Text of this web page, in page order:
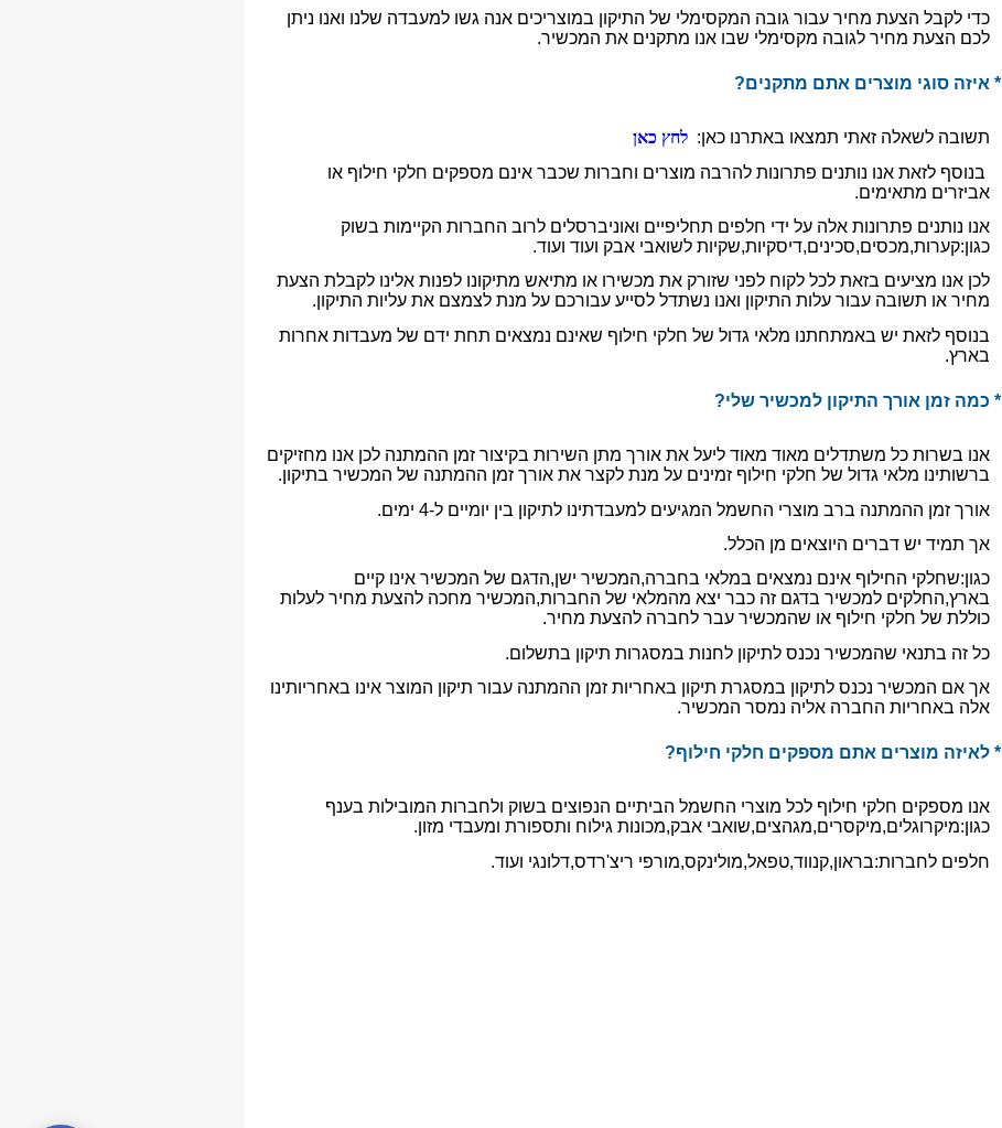
כדי לקבל הצעת מחיר עבור גובה המקסימלי של התיקון במוצריכים אנה גשו למעבדה שלנו ואנו ניתן
לכם הצעת מחיר לגובה מקסימלי שבו אנו מתקנים את המכשיר.
* איזה סוגי מוצרים אתם מתקנים?
תשובה לשאלה זאתי תמצאו באתרנו כאן: לחץ כאן
בנוסף לזאת אנו נותנים פתרונות להרבה מוצרים וחברות שכבר אינם מספקים חלקי חילוף או
אביזרים מתאימים.
אנו נותנים פתרונות אלה על ידי חלפים תחליפיים ואוניברסלים לרוב החברות הקיימות בשוק
כגון:קערות,מכסים,סכינים,דיסקיות,שקיות לשואבי אבק ועוד ועוד.
לכן אנו מציעים בזאת לכל לקוח לפני שזורק את מכשירו או מתיאש מתיקונו לפנות אלינו לקבלת הצעת
מחיר או תשובה עבור עלות התיקון ואנו נשתדל לסייע עבורכם על מנת לצמצם את עליות התיקון.
בנוסף לזאת יש באמתחתנו מלאי גדול של חלקי חילוף שאינם נמצאים תחת ידם של מעבדות אחרות
בארץ.
* כמה זמן אורך התיקון למכשיר שלי?
אנו בשרות כל משתדלים מאוד מאוד ליעל את אורך מתן השירות בקיצור זמן ההמתנה לכן אנו מחזיקים
ברשותינו מלאי גדול של חלקי חילוף זמינים על מנת לקצר את אורך זמן ההמתנה של המכשיר בתיקון.
אורך זמן ההמתנה ברב מוצרי החשמל המגיעים למעבדתינו לתיקון בין יומיים ל-4 ימים.
אך תמיד יש דברים היוצאים מן הכלל.
כגון:שחלקי החילוף אינם נמצאים במלאי בחברה,המכשיר ישן,הדגם של המכשיר אינו קיים
בארץ,החלקים למכשיר בדגם זה כבר יצא מהמלאי של החברות,המכשיר מחכה להצעת מחיר לעלות
כוללת של חלקי חילוף או שהמכשיר עבר לחברה להצעת מחיר.
כל זה בתנאי שהמכשיר נכנס לתיקון לחנות במסגרות תיקון בתשלום.
אך אם המכשיר נכנס לתיקון במסגרת תיקון באחריות זמן ההמתנה עבור תיקון המוצר אינו באחריותינו
אלה באחריות החברה אליה נמסר המכשיר.
* לאיזה מוצרים אתם מספקים חלקי חילוף?
אנו מספקים חלקי חילוף לכל מוצרי החשמל הביתיים הנפוצים בשוק ולחברות המובילות בענף
כגון:מיקרוגלים,מיקסרים,מגהצים,שואבי אבק,מכונות גילוח ותספורת ומעבדי מזון.
חלפים לחברות:בראון,קנווד,טפאל,מולינקס,מורפי ריצ'רדס,דלונגי ועוד.